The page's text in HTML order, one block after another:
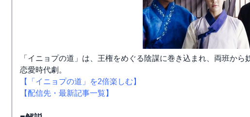
「イニョプの道」は、王権をめぐる陰謀に巻き込まれ、両班か
恋愛時代劇。
【「イニョプの道」を2倍楽しむ】
【配信先・最新記事一覧】